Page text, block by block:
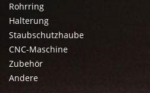
Rohrring
Halterung
Staubschutzhaube
CNC-Maschine
Zubehör
Andere